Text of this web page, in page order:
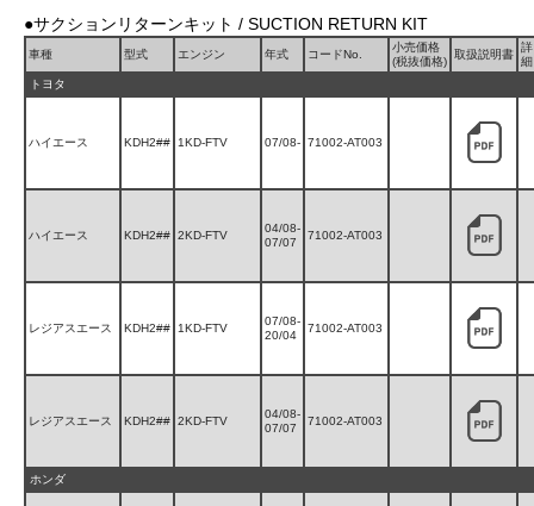
●サクションリターンキット / SUCTION RETURN KIT
車種 型式 エンジン 年式 コードNo.
小売価格
(税抜価格)
取扱説明書
詳
細
トヨタ
ハイエース KDH2## 1KD-FTV 07/08- 71002-AT003
ハイエース KDH2## 2KD-FTV
04/08-
07/07
71002-AT003
レジアスエース KDH2## 1KD-FTV
07/08-
20/04
71002-AT003
レジアスエース KDH2## 2KD-FTV
04/08-
07/07
71002-AT003
ホンダ